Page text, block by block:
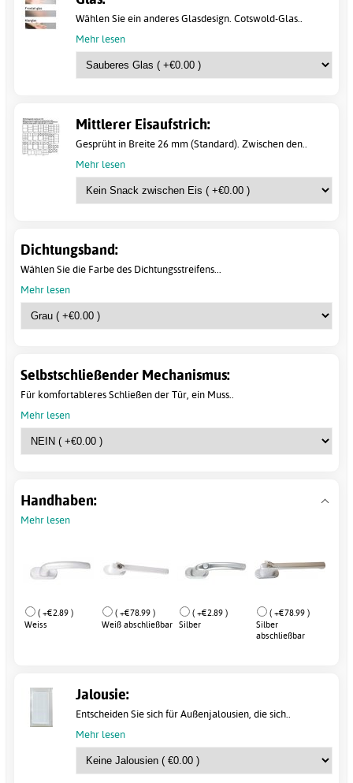
Wählen Sie ein anderes Glasdesign. Cotswold-Glas..
Mehr lesen
Mittlerer Eisaufstrich:
Gesprüht in Breite 26 mm (Standard). Zwischen den..
Mehr lesen
Dichtungsband:
Wählen Sie die Farbe des Dichtungsstreifens...
Mehr lesen
Selbstschließender Mechanismus:
Für komfortableres Schließen der Tür, ein Muss..
Mehr lesen
Handhaben:
Mehr lesen
( +€2.89 )
Weiss
( +€78.99 )
Weiß abschließbar
( +€2.89 )
Silber
( +€78.99 )
Silber
abschließbar
Jalousie:
Entscheiden Sie sich für Außenjalousien, die sich..
Mehr lesen